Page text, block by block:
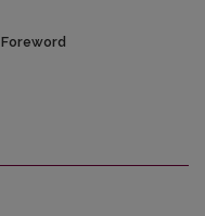
Foreword